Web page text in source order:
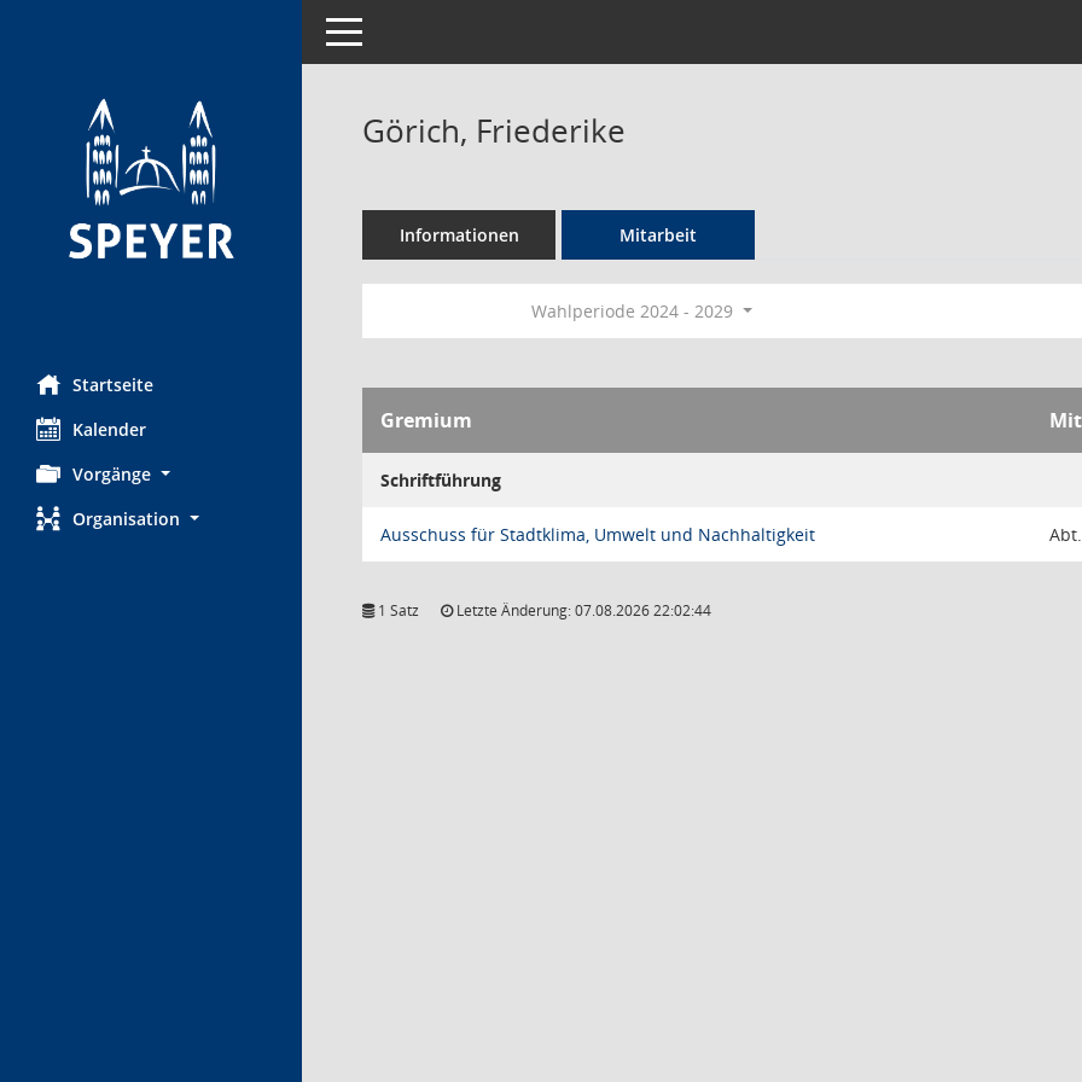
Startseite
Kalender
Vorgänge
Organisation
Toggle navigation
Görich, Friederike
Informationen Mitarbeit
Wahlperiode 2024 - 2029
Gremium
Schriftführung
Ausschuss für Stadtklima, Umwelt und Nachhaltigkeit
1 Satz Letzte Änderung: 07.08.2026 22:02:44